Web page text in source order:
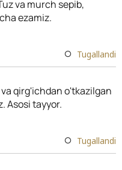
va murch sepib,
ezamiz.
Tugallandi
qirg'ichdan o'tkazilgan
Asosi tayyor.
Tugallandi